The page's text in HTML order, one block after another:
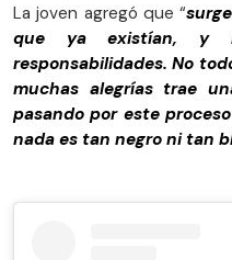
La joven agregó que “
que ya existían, y
responsabilidades. No
muchas alegrías trae
pasando por este
nada es tan negro ni tan